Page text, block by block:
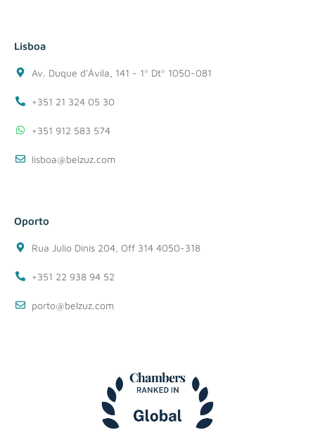
Lisboa
Av. Duque d'Ávila, 141 - 1º Dtº 1050-081
+351 21 324 05 30
+351 912 583 574
lisboa@belzuz.com
Oporto
Rua Julio Dinis 204, Off 314 4050-318
+351 22 938 94 52
porto@belzuz.com